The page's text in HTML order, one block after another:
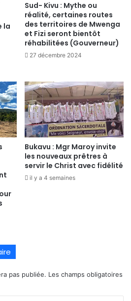
la
Sud- Kivu : Mythe ou
réalité, certaines routes
des territoires de Mwenga
et Fizi seront bientôt
réhabilitées (Gouverneur)
27 décembre 2024
Bukavu : Mgr Maroy invite
les nouveaux prêtres à
servir le Christ avec fidélité
il y a 4 semaines
pas publiée. Les champs obligatoires